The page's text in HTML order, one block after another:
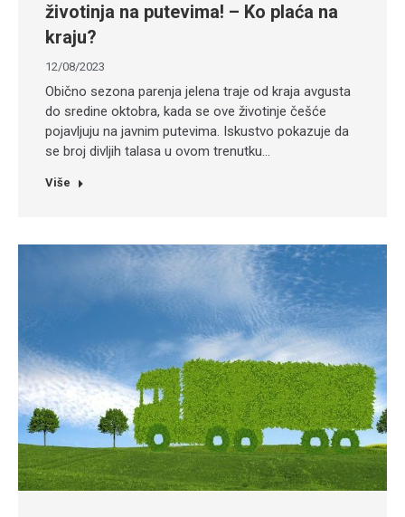
životinja na putevima! – Ko plaća na
kraju?
12/08/2023
Obično sezona parenja jelena traje od kraja avgusta
do sredine oktobra, kada se ove životinje češće
pojavljuju na javnim putevima. Iskustvo pokazuje da
se broj divljih talasa u ovom trenutku…
Više